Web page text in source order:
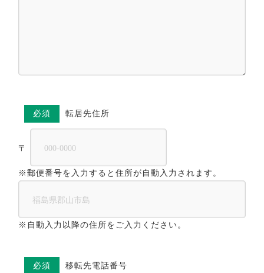
必須 転居先住所
〒
※郵便番号を入力すると住所が自動入力されます。
※自動入力以降の住所をご入力ください。
必須 移転先電話番号